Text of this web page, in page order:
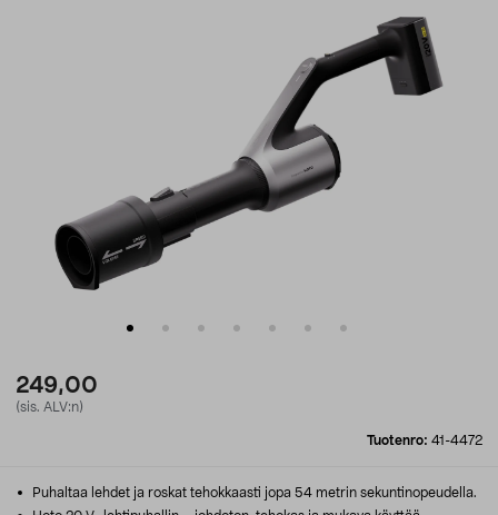
249,00
(sis. ALV:n)
Tuotenro: 41-4472
Puhaltaa lehdet ja roskat tehokkaasti jopa 54 metrin sekuntinopeudella.